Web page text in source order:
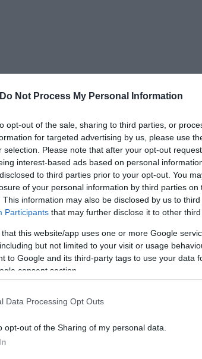
Do Not Process My Personal Information
opt-out of the sale, sharing to third parties, or
for targeted advertising by us, please use
selection. Please note that after your opt-out
interest-based ads based on personal
to third parties prior to your opt-out. You
of your personal information by third parties on
This information may also be disclosed by us to
Participants that may further disclose it to other third
that this website/app uses one or more Google
but not limited to your visit or usage
to Google and its third-party tags to use your data
consent section.
Data Processing Opt Outs
opt-out of the Sharing of my personal data.